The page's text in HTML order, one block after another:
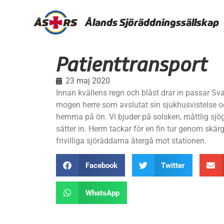
Ålands Sjöräddningssällskap
Patienttransport
23 maj 2020
Innan kvällens regn och blåst drar in passar
mogen herre som avslutat sin sjukhusvistelse
hemma på ön. Vi bjuder på solsken, måttlig
sätter in. Herrn tackar för en fin tur genom
frivilliga sjöräddarna återgå mot stationen.
Facebook Twitter
WhatsApp